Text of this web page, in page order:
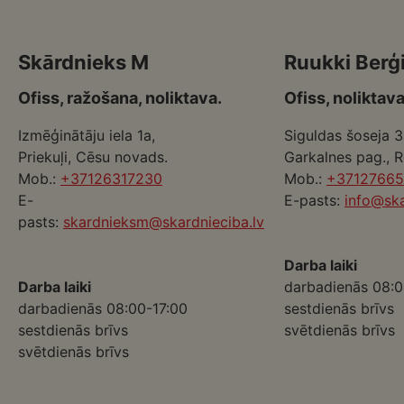
Skārdnieks M
Ofiss, ražošana, noliktava.
Izmēģinātāju iela 1a,
Priekuļi, Cēsu novads.
Mob.: +37126317230
E-
pasts: skardnieksm@skardnieciba.lv
Darba laiki
darbadienās 08:00-17:00
sestdienās brīvs
svētdienās brīvs
Ruukki Berģi
Ofiss,
Siguldas šoseja
Garkalnes pag.,
Mob.:
E-pasts:
Darba laiki
darbadienās
sestdienās brīvs
svētdienās brīvs